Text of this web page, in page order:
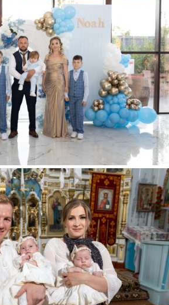
NOAH PARTY
MICUȚELOR INES & EMILY